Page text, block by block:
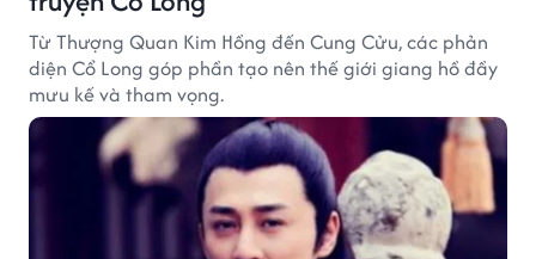
Từ Thượng Quan Kim Hồng đến Cung Cửu, các phản
diện Cổ Long góp phần tạo nên thế giới giang hồ đầy
mưu kế và tham vọng.